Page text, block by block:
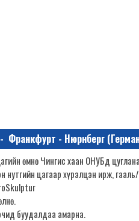
- Франкфурт - Нюрнберг
өмнө Чингис хаан ОНУБд
нутгийн цагаар хүрэлцэн ирж,
буудалдаа амарна.